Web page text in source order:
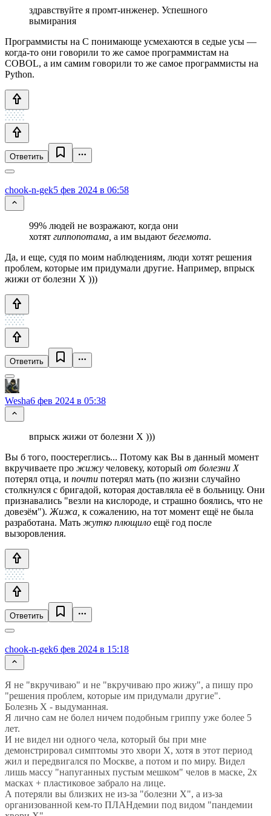
здравствуйте я промт-инженер. Успешного
вымирания
Программисты на C понимающе усмехаются в седые усы —
когда-то они говорили то же самое программистам на
COBOL, а им самим говорили то же самое программисты на
Python.
Ответить
chook-n-gek5 фев 2024 в 06:58
99% людей не возражают, когда они
хотят гиппопотама, а им выдают бегемота.
Да, и еще, судя по моим наблюдениям, люди хотят решения
проблем, которые им придумали другие. Например, впрыск
жижи от болезни Х )))
Ответить
Wesha6 фев 2024 в 05:38
впрыск жижи от болезни Х )))
Вы б того, поостереглись... Потому как Вы в данный момент
вкручиваете про жижу человеку, который от болезни Х
потерял отца, и почти потерял мать (по жизни случайно
столкнулся с бригадой, которая доставляла её в больницу. Они
признавались "везли на кислороде, и страшно боялись, что не
довезём"). Жижа, к сожалению, на тот момент ещё не была
разработана. Мать жутко плющило ещё год после
вызоровления.
Ответить
chook-n-gek6 фев 2024 в 15:18
Я не "вкручиваю" и не "вкручиваю про жижу", а пишу про
"решения проблем, которые им придумали другие".
Болезнь Х - выдуманная.
Я лично сам не болел ничем подобным гриппу уже более 5
лет.
И не видел ни одного чела, который бы при мне
демонстрировал симптомы это хвори Х, хотя в этот период
жил и передвигался по Москве, а потом и по миру. Видел
лишь массу "напуганных пустым мешком" челов в маске, 2х
масках + пластиковое забрало на лице.
А потеряли вы близких не из-за "болезни Х", а из-за
организованной кем-то ПЛАНдемии под видом "пандемии